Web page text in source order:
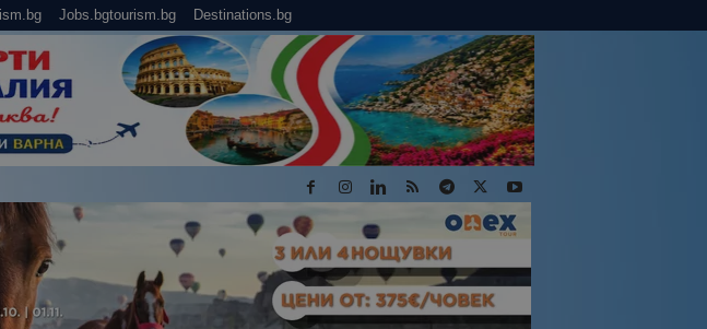
Jobs.bgtourism.bg Destinations.bg